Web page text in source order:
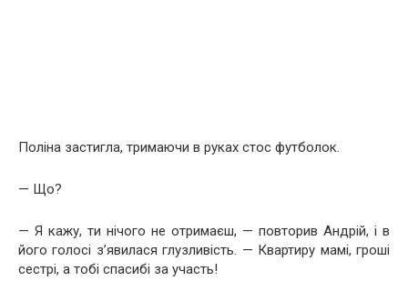
Поліна застигла, тримаючи в руках стос футболок.
— Що?
— Я кажу, ти нічого не отримаєш, — повторив Андрій, і в
його голосі з’явилася глузливість. — Квартиру мамі, гроші
сестрі, а тобі спасибі за участь!